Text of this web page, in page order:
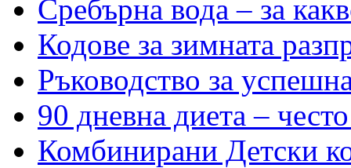
Сребърна вода – за
Кодове за зимната
Ръководство за
90 дневна диета –
Комбинирани Детски